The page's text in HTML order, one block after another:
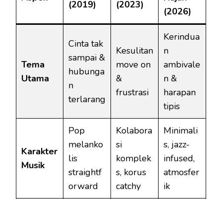
(2019) (2023)
(2026)
Tema
Utama
Cinta tak
sampai &
hubunga
n
terlarang
Kesulitan
move on
&
frustrasi
Kerindua
n
ambivale
n &
harapan
tipis
Karakter
Musik
Pop
melanko
lis
straightf
orward
Kolabora
si
komplek
s, korus
catchy
Minimali
s, jazz-
infused,
atmosfer
ik